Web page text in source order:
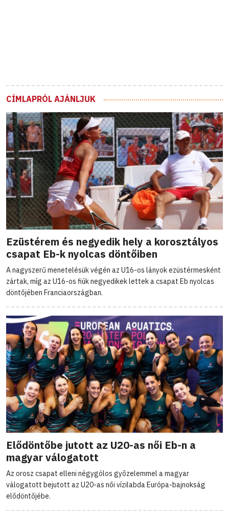
CÍMLAPRÓL AJÁNLJUK
Ezüstérem és negyedik hely a korosztályos
csapat Eb-k nyolcas döntőiben
A nagyszerű menetelésük végén az U16-os lányok ezüstérmesként
zártak, míg az U16-os fiúk negyedikek lettek a csapat Eb nyolcas
döntőjében Franciaországban.
Elődöntőbe jutott az U20-as női Eb-n a
magyar válogatott
Az orosz csapat elleni négygólos győzelemmel a magyar
válogatott bejutott az U20-as női vízilabda Európa-bajnokság
elődöntőjébe.